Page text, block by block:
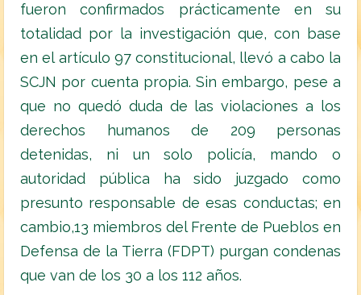
fueron confirmados prácticamente en su
totalidad por la investigación que, con base
en el artículo 97 constitucional, llevó a cabo la
SCJN por cuenta propia. Sin embargo, pese a
que no quedó duda de las violaciones a los
derechos humanos de 209 personas
detenidas, ni un solo policía, mando o
autoridad pública ha sido juzgado como
presunto responsable de esas conductas; en
cambio,13 miembros del Frente de Pueblos en
Defensa de la Tierra (FDPT) purgan condenas
que van de los 30 a los 112 años.